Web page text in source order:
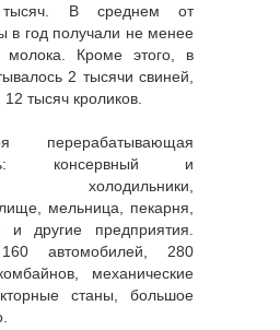
тысяч. В среднем от
в год получали не менее
молока. Кроме этого, в
2 тысячи свиней,
тысяч кроликов.
перерабатывающая
консервный и
холодильники,
мельница, пекарня,
и другие предприятия.
автомобилей, 280
механические
станы, большое